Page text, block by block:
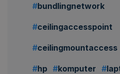
bundlingnetwork
ceilingaccesspoint
ceilingmountaccess
hp komputer